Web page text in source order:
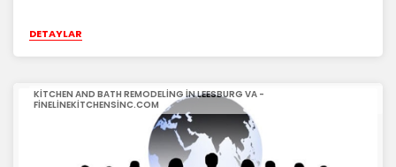
DETAYLAR
KITCHEN AND BATH REMODELING IN LEESBURG VA -
FINELINEKITCHENSINC.COM